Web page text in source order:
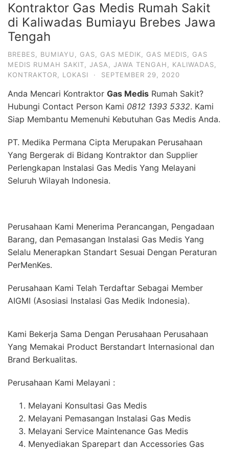
Kontraktor Gas Medis Rumah Sakit
di Kaliwadas Bumiayu Brebes Jawa
Tengah
BREBES BUMIAYU GAS GAS MEDIK GAS MEDIS
GAS
MEDIS RUMAH SAKIT
JASA JAWA TENGAH KALIWADAS
KONTRAKTOR
LOKASI · SEPTEMBER 29, 2020
Anda Mencari Kontraktor Gas Medis Rumah Sakit?
Hubungi Contact Person Kami 0812 1393 5332. Kami
Siap Membantu Memenuhi Kebutuhan Gas Medis Anda.
PT. Medika Permana Cipta Merupakan Perusahaan
Yang Bergerak di Bidang Kontraktor dan Supplier
Perlengkapan Instalasi Gas Medis Yang Melayani
Seluruh Wilayah Indonesia.
Perusahaan Kami Menerima Perancangan, Pengadaan
Barang, dan Pemasangan Instalasi Gas Medis Yang
Selalu Menerapkan Standart Sesuai Dengan Peraturan
PerMenKes.
Perusahaan Kami Telah Terdaftar Sebagai Member
AIGMI (Asosiasi Instalasi Gas Medik Indonesia).
Kami Bekerja Sama Dengan Perusahaan Perusahaan
Yang Memakai Product Berstandart Internasional dan
Brand Berkualitas.
Perusahaan Kami Melayani :
Melayani Konsultasi Gas Medis
Melayani Pemasangan Instalasi Gas Medis
Melayani Service Maintenance Gas Medis
Menyediakan Sparepart dan Accessories Gas